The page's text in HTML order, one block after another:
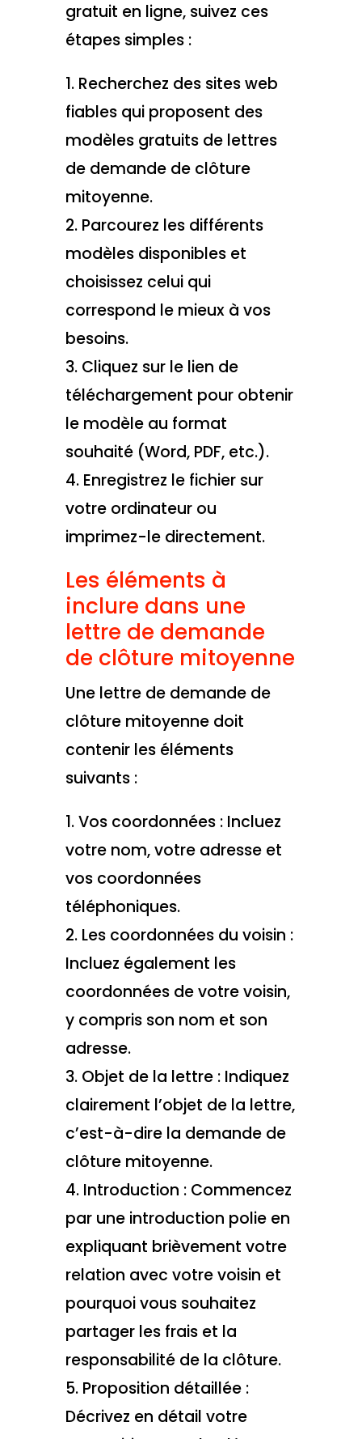
gratuit en ligne, suivez ces
étapes simples :
1. Recherchez des sites web
fiables qui proposent des
modèles gratuits de lettres
de demande de clôture
mitoyenne.
2. Parcourez les différents
modèles disponibles et
choisissez celui qui
correspond le mieux à vos
besoins.
3. Cliquez sur le lien de
téléchargement pour obtenir
le modèle au format
souhaité (Word, PDF, etc.).
4. Enregistrez le fichier sur
votre ordinateur ou
imprimez-le directement.
Les éléments à
inclure dans une
lettre de demande
de clôture mitoyenne
Une lettre de demande de
clôture mitoyenne doit
contenir les éléments
suivants :
1. Vos coordonnées : Incluez
votre nom, votre adresse et
vos coordonnées
téléphoniques.
2. Les coordonnées du voisin :
Incluez également les
coordonnées de votre voisin,
y compris son nom et son
adresse.
3. Objet de la lettre : Indiquez
clairement l’objet de la lettre,
c’est-à-dire la demande de
clôture mitoyenne.
4. Introduction : Commencez
par une introduction polie en
expliquant brièvement votre
relation avec votre voisin et
pourquoi vous souhaitez
partager les frais et la
responsabilité de la clôture.
5. Proposition détaillée :
Décrivez en détail votre